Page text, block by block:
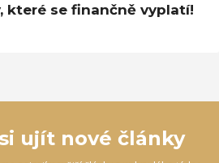
které se finančně vyplatí!
ujít nové články